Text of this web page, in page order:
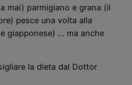
mai) parmigiano e grana (il
pesce una volta alla
giapponese) … ma anche
la dieta dal Dottor